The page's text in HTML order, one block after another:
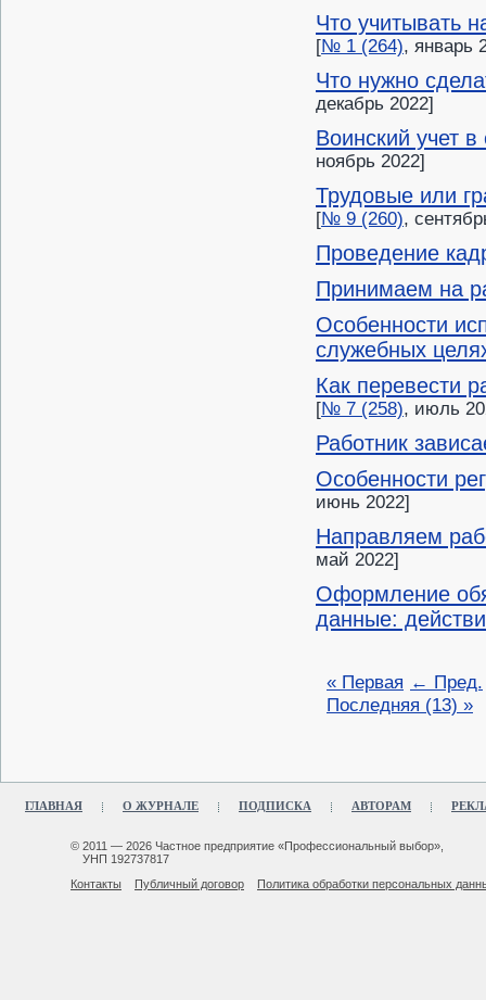
Что учитывать
[№ 1 (264), январь
Что нужно
декабрь 2022]
Воинский учет
ноябрь 2022]
Трудовые или
[№ 9 (260),
Проведение
Принимаем на
Особенности
служебных
Как перевести
[№ 7 (258), июль
Работник
Особенности
июнь 2022]
Направляем
май 2022]
Оформление
данные:
« Первая ← Пред.
Последняя (13) »
ГЛАВНАЯ О ЖУРНАЛЕ ПОДПИСКА АВТОРАМ
© 2011 — 2026 Частное предприятие «Профессиональный выбор»,
УНП 192737817
Контакты
Публичный договор Политика обработки персональных